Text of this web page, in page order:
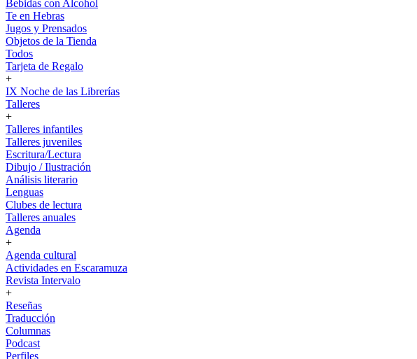
Bebidas con Alcohol
Te en Hebras
Jugos y Prensados
Objetos de la Tienda
Todos
Tarjeta de Regalo
+
IX Noche de las Librerías
Talleres
+
Talleres infantiles
Talleres juveniles
Escritura/Lectura
Dibujo / Ilustración
Análisis literario
Lenguas
Clubes de lectura
Talleres anuales
Agenda
+
Agenda cultural
Actividades en Escaramuza
Revista Intervalo
+
Reseñas
Traducción
Columnas
Podcast
Perfiles